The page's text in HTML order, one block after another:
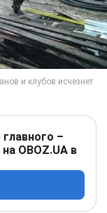
–
OBOZ.UA в